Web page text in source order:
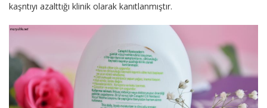
kaşntıyı azalttığı klinik olarak kanıtlanmıştır.